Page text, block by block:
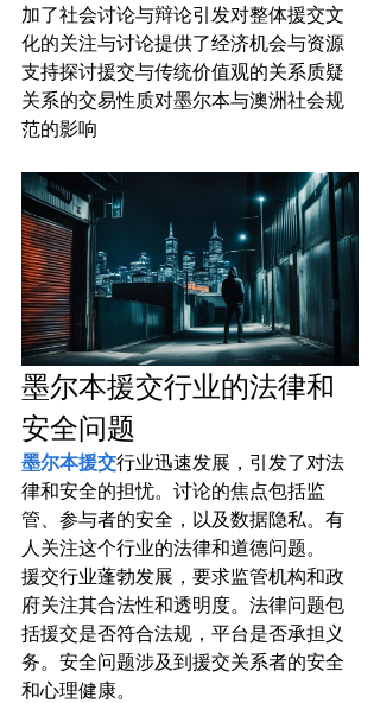
加了社会讨论与辩论引发对整体援交文
化的关注与讨论提供了经济机会与资源
支持探讨援交与传统价值观的关系质疑
关系的交易性质对墨尔本与澳洲社会规
范的影响
墨尔本援交行业的法律和
安全问题
墨尔本援交行业迅速发展，引发了对法
律和安全的担忧。讨论的焦点包括监
管、参与者的安全，以及数据隐私。有
人关注这个行业的法律和道德问题。
援交行业蓬勃发展，要求监管机构和政
府关注其合法性和透明度。法律问题包
括援交是否符合法规，平台是否承担义
务。安全问题涉及到援交关系者的安全
和心理健康。